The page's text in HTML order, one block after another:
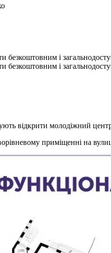
безкоштовним і
безкоштовним і
відкрити молодіжний
приміщенні на